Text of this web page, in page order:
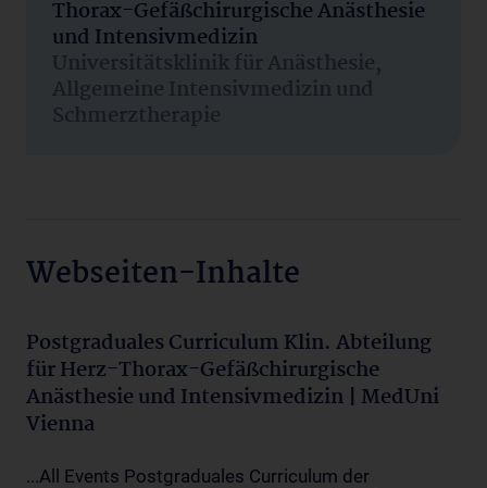
Thorax-Gefäßchirurgische Anästhesie
und Intensivmedizin
Universitätsklinik für Anästhesie,
Allgemeine Intensivmedizin und
Schmerztherapie
Webseiten-Inhalte
Postgraduales Curriculum Klin. Abteilung
für Herz-Thorax-Gefäßchirurgische
Anästhesie und Intensivmedizin | MedUni
Vienna
...All Events Postgraduales Curriculum der